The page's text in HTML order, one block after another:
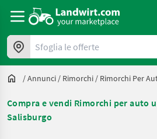
Sfoglia le offerte
/Annunci / Rimorchi / Rimorchi Per
Compra e vendi Rimorchi per auto
Salisburgo